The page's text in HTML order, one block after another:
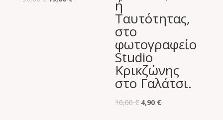
ή
Ταυτότητας,
στο
φωτογραφείο
Studio
Κρικζώνης
στο Γαλάτσι.
10,00€ Original
4,90 €